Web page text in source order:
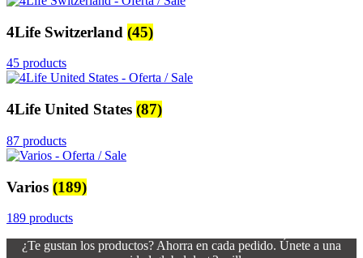
4Life Switzerland (45)
45 products
4Life United States (87)
87 products
Varios (189)
189 products
¿Te gustan los productos? Ahorra en cada pedido. Únete a una